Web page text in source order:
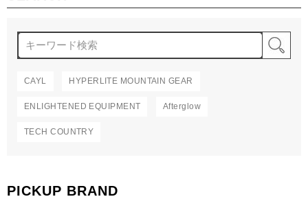
CAYL HYPERLITE MOUNTAIN GEAR
ENLIGHTENED EQUIPMENT Afterglow
TECH COUNTRY
PICKUP BRAND